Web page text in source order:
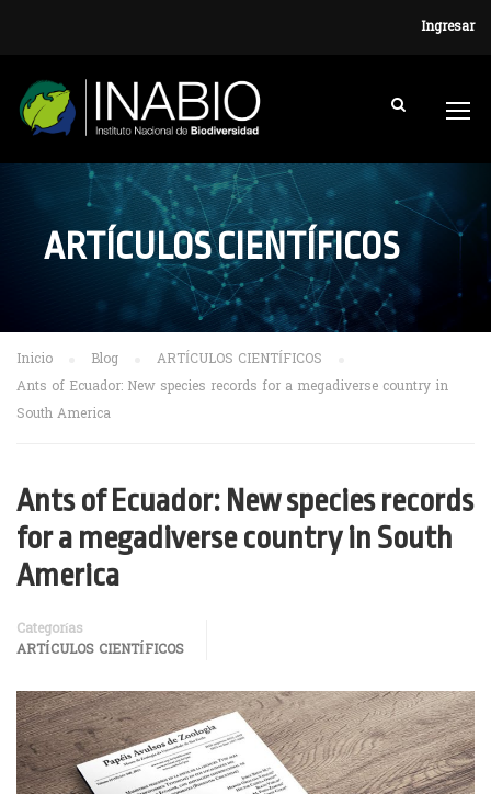
Ingresar
ARTÍCULOS CIENTÍFICOS
Inicio Blog
ARTÍCULOS CIENTÍFICOS
Ants of Ecuador: New species records for a megadiverse country in
South America
Ants of Ecuador: New species records
for a megadiverse country in South
America
Categorías
ARTÍCULOS CIENTÍFICOS